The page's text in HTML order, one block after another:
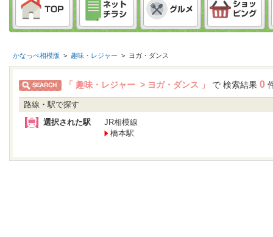
かなっぺ相模版 > 趣味・レジャー > ヨガ・ダンス
「 趣味・レジャー > ヨガ・ダンス 」 で 検索結果 0
路線・駅で探す
選択された駅
JR相模線
橋本駅